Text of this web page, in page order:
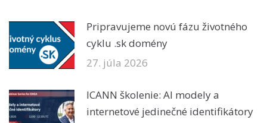
Pripravujeme novú fázu životného
cyklu .sk domény
27. júla 2026
ICANN školenie: AI modely a
internetové jedinečné identifikátory